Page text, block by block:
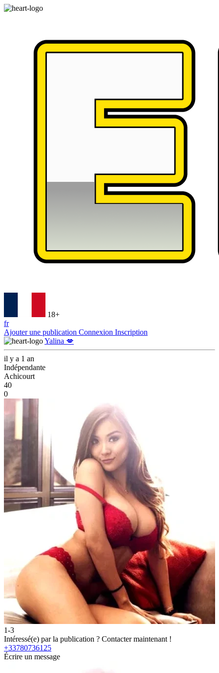
18+
fr
Ajouter une publication Connexion Inscription
Yalina 💋
il y a 1 an
Indépendante
Achicourt
40
0
1-3
Intéressé(e) par la publication ? Contacter maintenant !
+33780736125
Écrire un message